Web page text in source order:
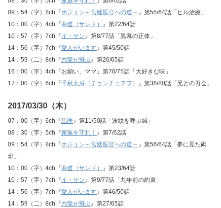
09：54（字）8ch『ホジュン～宮廷医官への道～ 』第55/64話「ヒル治療」
10：00（字）4ch『商道（サンド） 』第22/64話
10：57（字）7ch『イ・サン』第8/77話「黒幕の正体」
14：56（字）7ch『愛人がいます』第45/50話
14：59（二）8ch『六龍が飛ぶ』第26/65話
16：00（字）4ch『お願い、ママ』第70/75話「大好きな味」
17：00（字）6ch『千秋太后（チョンチュテフ） 』第36/80話「兄との再会」
2017/03/30（木）
07：00（字）6ch『馬医』第11/50話「波紋を呼ぶ鍼」
08：30（字）5ch『家族を守れ！ 』第7/62話
09：54（字）8ch『ホジュン～宮廷医官への道～ 』第56/64話「夢に見た両
班」
10：00（字）4ch『商道（サンド） 』第23/64話
10：57（字）7ch『イ・サン』第9/77話「九年前の約束」
14：56（字）7ch『愛人がいます』第46/50話
14：59（二）8ch『六龍が飛ぶ』第27/65話